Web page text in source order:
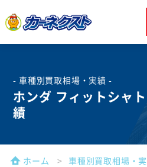
- 車種別買取相場・実績 -
ホンダ フィットシャ
績
ホーム 車種別買取相場・